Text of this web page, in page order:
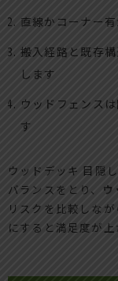
直線かコーナー
搬入経路と既存
します
ウッドフェンス
す
ウッドデッキ 目隠
バランスをとり、
リスクを比較しなが
にすると満足度が上